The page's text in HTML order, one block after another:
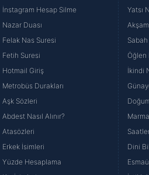
İnstagram Hesap Silme
Nazar Duası
Felak Nas Suresi
Fetih Suresi
Hotmail Giriş
Metrobüs Durakları
Aşk Sözleri
Abdest Nasıl Alınır?
Atasözleri
Erkek İsimleri
Yüzde Hesaplama
Yatsı
Akşam
Sabah
Öğlen
İkindi
Dini